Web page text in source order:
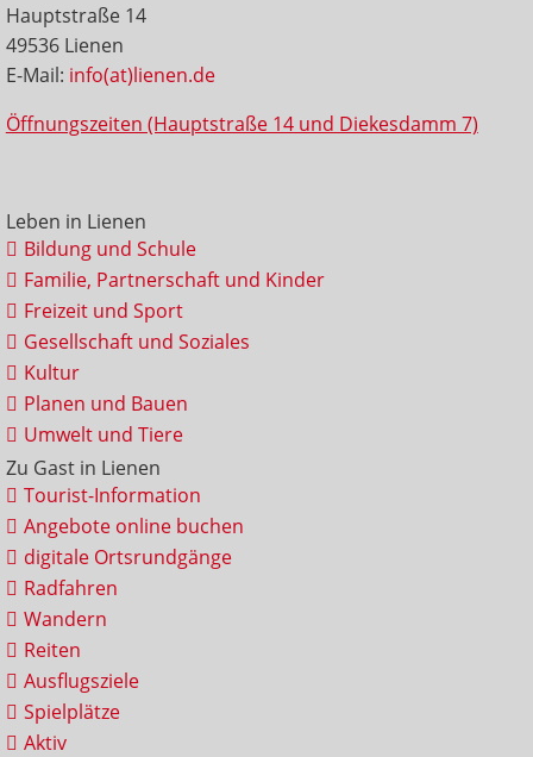
Hauptstraße 14
49536 Lienen
E-Mail: info(at)lienen.de
Öffnungszeiten (Hauptstraße 14 und Diekesdamm 7)
Leben in Lienen
Bildung und Schule
Familie, Partnerschaft und Kinder
Freizeit und Sport
Gesellschaft und Soziales
Kultur
Planen und Bauen
Umwelt und Tiere
Zu Gast in Lienen
Tourist-Information
Angebote online buchen
digitale Ortsrundgänge
Radfahren
Wandern
Reiten
Ausflugsziele
Spielplätze
Aktiv